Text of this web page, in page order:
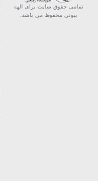
تمامی حقوق سایت برای الهه
بیوتی محفوظ می باشد.